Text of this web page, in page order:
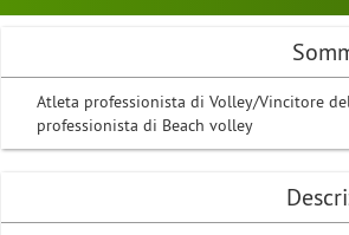
Atleta professionista di Volley/Vincitore
professionista di Beach volley